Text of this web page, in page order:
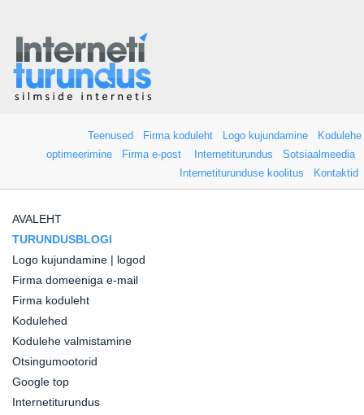
Teenused Firma koduleht Logo kujundamine
Kodulehe
optimeerimine
Firma e-post Internetiturundus
Sotsiaalmeedia
Internetiturunduse koolitus
Kontaktid
AVALEHT
TURUNDUSBLOGI
Logo kujundamine | logod
Firma domeeniga e-mail
Firma koduleht
Kodulehed
Kodulehe valmistamine
Otsingumootorid
Google top
Internetiturundus